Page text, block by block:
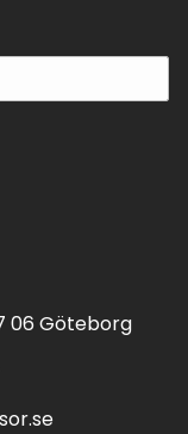
06 Göteborg